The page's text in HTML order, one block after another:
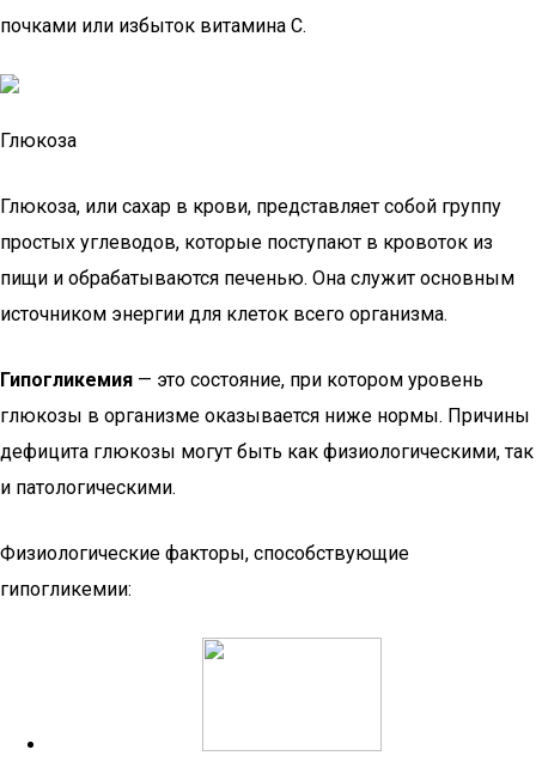
почками или избыток витамина С.
Глюкоза
Глюкоза, или сахар в крови, представляет собой группу
простых углеводов, которые поступают в кровоток из
пищи и обрабатываются печенью. Она служит основным
источником энергии для клеток всего организма.
Гипогликемия — это состояние, при котором уровень
глюкозы в организме оказывается ниже нормы. Причины
дефицита глюкозы могут быть как физиологическими, так
и патологическими.
Физиологические факторы, способствующие
гипогликемии: